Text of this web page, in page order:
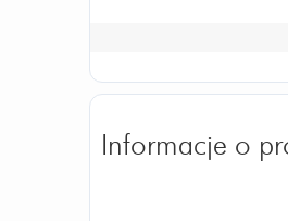
Informacje o